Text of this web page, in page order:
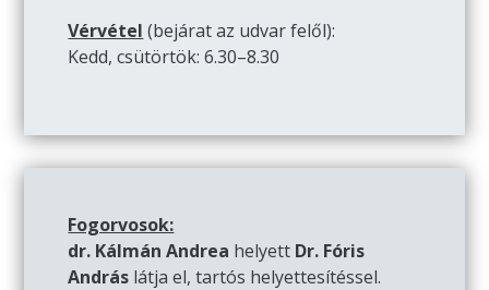
Vérvétel (bejárat az udvar felől):
Kedd, csütörtök: 6.30–8.30
Fogorvosok:
dr. Kálmán Andrea helyett Dr. Fóris
András látja el, tartós helyettesítéssel.